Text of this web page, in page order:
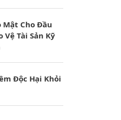
Mật Cho Đầu
Vệ Tài Sản Kỹ
Độc Hại Khỏi